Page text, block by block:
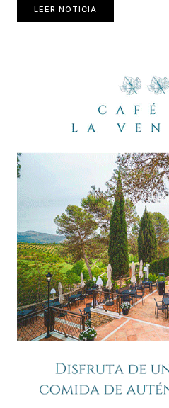
LEER NOTICIA